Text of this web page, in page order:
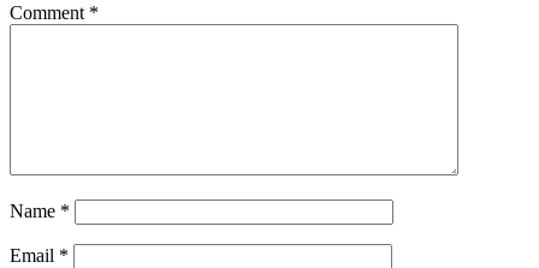
Comment *
Name *
Email *